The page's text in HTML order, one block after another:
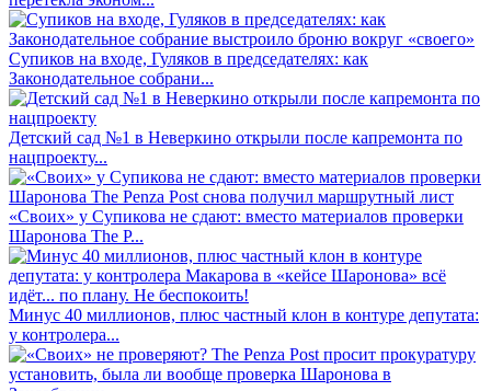
Супиков на входе, Гуляков в председателях: как
Законодательное собрани...
Детский сад №1 в Неверкино открыли после капремонта по
нацпроекту...
«Своих» у Супикова не сдают: вместо материалов проверки
Шаронова The P...
Минус 40 миллионов, плюс частный клон в контуре депутата:
у контролера...